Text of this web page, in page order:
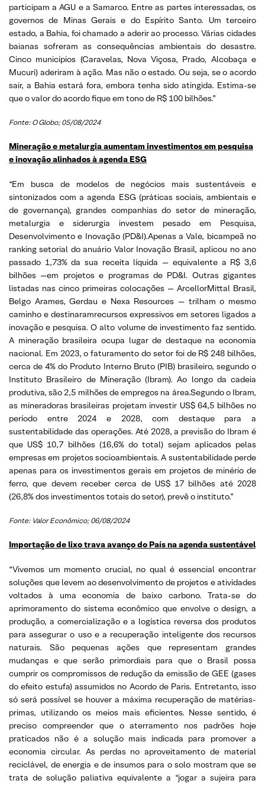
participam a AGU e a Samarco. Entre as partes interessadas, os
governos de Minas Gerais e do Espírito Santo. Um terceiro
estado, a Bahia, foi chamado a aderir ao processo. Várias cidades
baianas sofreram as consequências ambientais do desastre.
Cinco municípios (Caravelas, Nova Viçosa, Prado, Alcobaça e
Mucuri) aderiram à ação. Mas não o estado. Ou seja, se o acordo
sair, a Bahia estará fora, embora tenha sido atingida. Estima-se
que o valor do acordo fique em tono de R$ 100 bilhões.”
Fonte: O Globo; 05/08/2024
Mineração e metalurgia aumentam investimentos em pesquisa
e inovação alinhados à agenda ESG
“Em busca de modelos de negócios mais sustentáveis e
sintonizados com a agenda ESG (práticas sociais, ambientais e
de governança), grandes companhias do setor de mineração,
metalurgia e siderurgia investem pesado em Pesquisa,
Desenvolvimento e Inovação (PD&I).Apenas a Vale, bicampeã no
ranking setorial do anuário Valor Inovação Brasil, aplicou no ano
passado 1,73% da sua receita líquida — equivalente a R$ 3,6
bilhões —em projetos e programas de PD&I. Outras gigantes
listadas nas cinco primeiras colocações — ArcellorMittal Brasil,
Belgo Arames, Gerdau e Nexa Resources — trilham o mesmo
caminho e destinaramrecursos expressivos em setores ligados a
inovação e pesquisa. O alto volume de investimento faz sentido.
A mineração brasileira ocupa lugar de destaque na economia
nacional. Em 2023, o faturamento do setor foi de R$ 248 bilhões,
cerca de 4% do Produto Interno Bruto (PIB) brasileiro, segundo o
Instituto Brasileiro de Mineração (Ibram). Ao longo da cadeia
produtiva, são 2,5 milhões de empregos na área.Segundo o Ibram,
as mineradoras brasileiras projetam investir US$ 64,5 bilhões no
período entre 2024 e 2028, com destaque para a
sustentabilidade das operações. Até 2028, a previsão do Ibram é
que US$ 10,7 bilhões (16,6% do total) sejam aplicados pelas
empresas em projetos socioambientais. A sustentabilidade perde
apenas para os investimentos gerais em projetos de minério de
ferro, que devem receber cerca de US$ 17 bilhões até 2028
(26,8% dos investimentos totais do setor), prevê o instituto.”
Fonte: Valor Econômico; 06/08/2024
Importação de lixo trava avanço do País na agenda sustentável
“Vivemos um momento crucial, no qual é essencial encontrar
soluções que levem ao desenvolvimento de projetos e atividades
voltados à uma economia de baixo carbono. Trata-se do
aprimoramento do sistema econômico que envolve o design, a
produção, a comercialização e a logística reversa dos produtos
para assegurar o uso e a recuperação inteligente dos recursos
naturais. São pequenas ações que representam grandes
mudanças e que serão primordiais para que o Brasil possa
cumprir os compromissos de redução da emissão de GEE (gases
do efeito estufa) assumidos no Acordo de Paris. Entretanto, isso
só será possível se houver a máxima recuperação de matérias-
primas, utilizando os meios mais eficientes. Nesse sentido, é
preciso compreender que o aterramento nos padrões hoje
praticados não é a solução mais indicada para promover a
economia circular. As perdas no aproveitamento de material
reciclável, de energia e de insumos para o solo mostram que se
trata de solução paliativa equivalente a “jogar a sujeira para